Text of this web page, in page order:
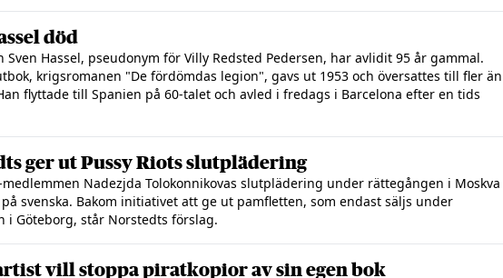
död
Sven Hassel, pseudonym för Villy Redsted Pedersen, har avlidit 95 år gammal.
krigsromanen "De fördömdas legion", gavs ut 1953 och översattes till fler än
flyttade till Spanien på 60-talet och avled i fredags i Barcelona efter en tids
ger ut Pussy Riots slutplädering
medlemmen Nadezjda Tolokonnikovas slutplädering under rättegången i Moskva
svenska. Bakom initiativet att ge ut pamfletten, som endast säljs under
i Göteborg, står Norstedts förslag.
vill stoppa piratkopior av sin egen bok